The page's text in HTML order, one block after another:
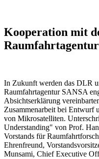
Kooperation mit
Raumfahrtagentur
In Zukunft werden das DLR
Raumfahrtagentur SANSA
Absichtserklärung
Zusammenarbeit bei Entwurf
von Mikrosatelliten.
Understanding" von Prof.
Vorstands für
Ehrenfreund,
Munsami, Chief Executive